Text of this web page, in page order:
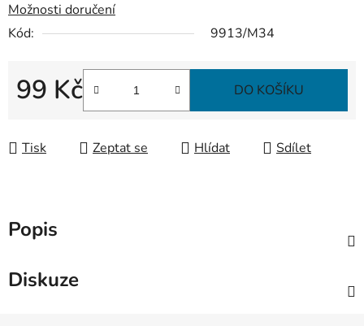
Možnosti doručení
Kód:
9913/M34
99 Kč
Měrná cena:
DO KOŠÍKU
Tisk Zeptat se Hlídat Sdílet
Popis
Diskuze